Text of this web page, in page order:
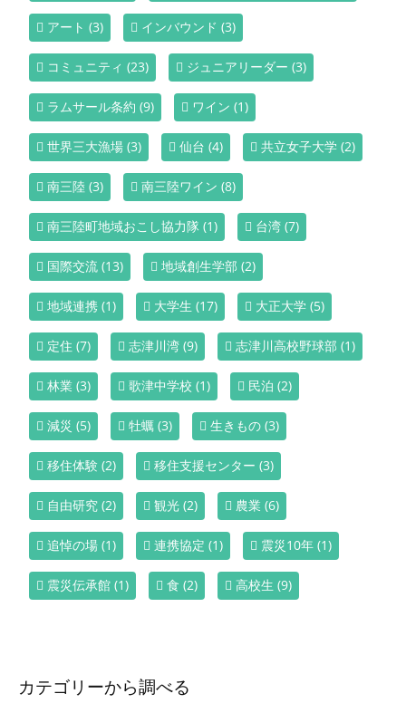
アート (3) インバウンド (3)
コミュニティ (23) ジュニアリーダー (3)
ラムサール条約 (9) ワイン (1)
世界三大漁場 (3) 仙台 (4) 共立女子大学 (2)
南三陸 (3) 南三陸ワイン (8)
南三陸町地域おこし協力隊 (1) 台湾 (7)
国際交流 (13) 地域創生学部 (2)
地域連携 (1) 大学生 (17) 大正大学 (5)
定住 (7) 志津川湾 (9) 志津川高校野球部 (1)
林業 (3) 歌津中学校 (1) 民泊 (2)
減災 (5) 牡蠣 (3) 生きもの (3)
移住体験 (2) 移住支援センター (3)
自由研究 (2) 観光 (2) 農業 (6)
追悼の場 (1) 連携協定 (1) 震災10年 (1)
震災伝承館 (1) 食 (2) 高校生 (9)
カテゴリーから調べる